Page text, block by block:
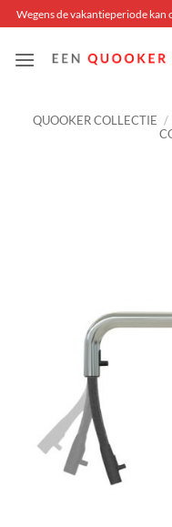
Skip
to
content
Wegens de vakantieperiode kan
QUOOKER COLLECTIE /